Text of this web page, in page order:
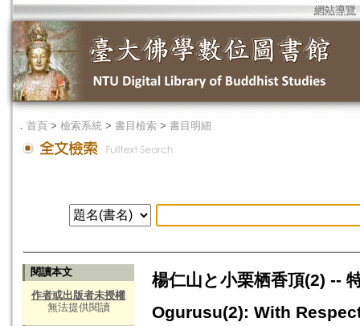
網站導覽
． 首頁 > 檢索系統 > 書目檢索 > 書目明細
閱讀本文
作者或出版者未授權
無法提供閱讀
楊仁山と小栗栖香頂(2) --
Ogurusu(2): With